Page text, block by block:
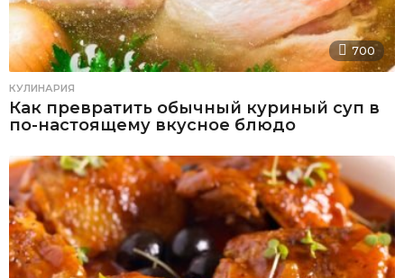
700
КУЛИНАРИЯ
Как превратить обычный куриный суп в
по-настоящему вкусное блюдо